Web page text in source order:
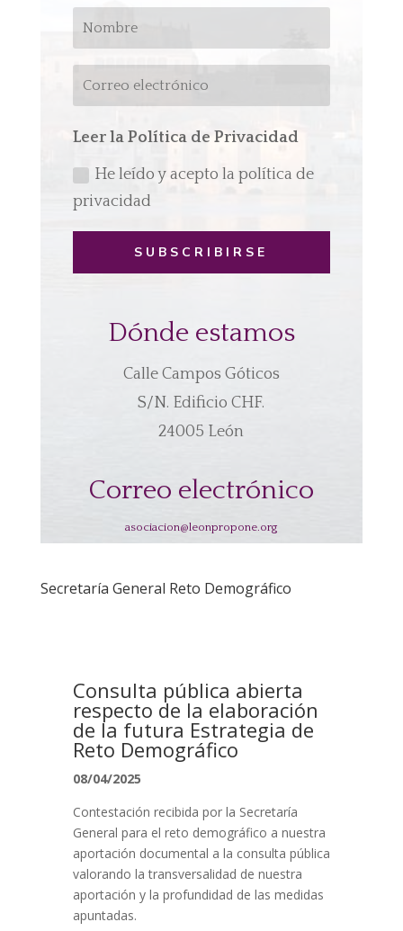
Leer la Política de Privacidad
He leído y acepto la política de
privacidad
SUBSCRIBIRSE
Dónde estamos
Calle Campos Góticos
S/N. Edificio CHF.
24005 León
Correo electrónico
asociacion@leonpropone.org
Secretaría General Reto Demográfico
Consulta pública abierta
respecto de la elaboración
de la futura Estrategia de
Reto Demográfico
08/04/2025
Contestación recibida por la Secretaría
General para el reto demográfico a nuestra
aportación documental a la consulta pública
valorando la transversalidad de nuestra
aportación y la profundidad de las medidas
apuntadas.